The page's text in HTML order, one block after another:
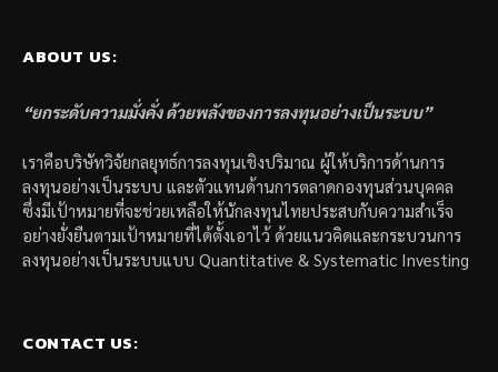
ABOUT US:
“ยกระดับความมั่งคั่ง ด้วยพลังของการลงทุนอย่างเป็นระบบ”
เราคือบริษัทวิจัยกลยุทธ์การลงทุนเชิงปริมาณ ผู้ให้บริการด้านการ
ลงทุนอย่างเป็นระบบ และตัวแทนด้านการตลาดกองทุนส่วนบุคคล
ซึ่งมีเป้าหมายที่จะช่วยเหลือให้นักลงทุนไทยประสบกับความสำเร็จ
อย่างยั่งยืนตามเป้าหมายที่ได้ตั้งเอาไว้ ด้วยแนวคิดและกระบวนการ
ลงทุนอย่างเป็นระบบแบบ Quantitative & Systematic Investing
CONTACT US: